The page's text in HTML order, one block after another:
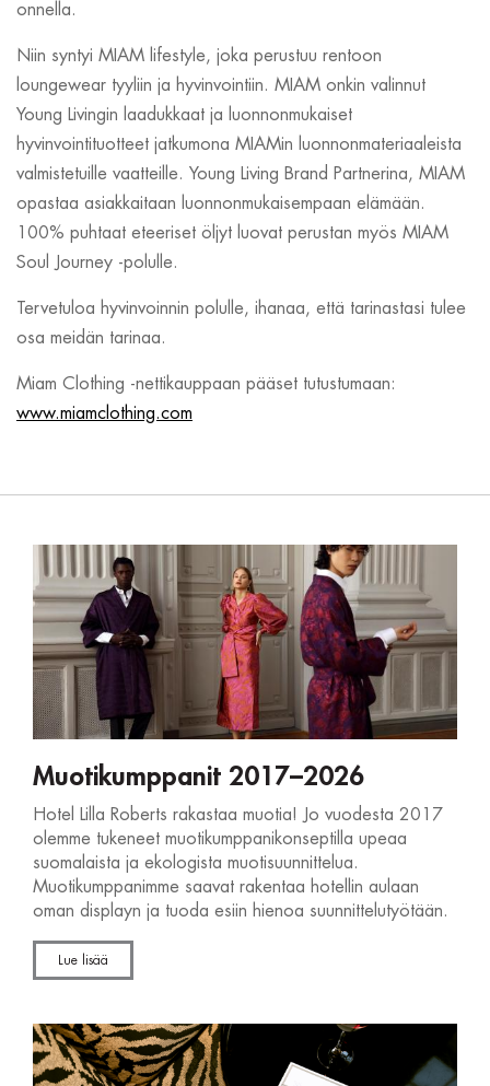
onnella.
Niin syntyi MIAM lifestyle, joka perustuu rentoon
loungewear tyyliin ja hyvinvointiin. MIAM onkin valinnut
Young Livingin laadukkaat ja luonnonmukaiset
hyvinvointituotteet jatkumona MIAMin luonnonmateriaaleista
valmistetuille vaatteille. Young Living Brand Partnerina, MIAM
opastaa asiakkaitaan luonnonmukaisempaan elämään.
100% puhtaat eteeriset öljyt luovat perustan myös MIAM
Soul Journey -polulle.
Tervetuloa hyvinvoinnin polulle, ihanaa, että tarinastasi tulee
osa meidän tarinaa.
Miam Clothing -nettikauppaan pääset tutustumaan:
www.miamclothing.com
Muotikumppanit 2017–2026
Hotel Lilla Roberts rakastaa muotia! Jo vuodesta 2017
olemme tukeneet muotikumppanikonseptilla upeaa
suomalaista ja ekologista muotisuunnittelua.
Muotikumppanimme saavat rakentaa hotellin aulaan
oman displayn ja tuoda esiin hienoa suunnittelutyötään.
Lue lisää